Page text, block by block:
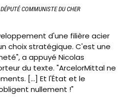
COMMUNISTE DU CHER
d'une filière acier
choix stratégique. C'est une
a appuyé Nicolas
du texte. "ArcelorMittal ne
[...] Et l'État et le
nullement !"